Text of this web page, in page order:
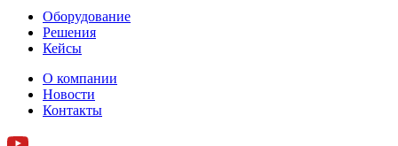
Оборудование
Решения
Кейсы
О компании
Новости
Контакты